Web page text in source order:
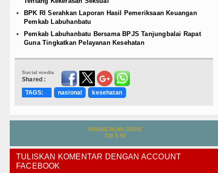
BPK RI Serahkan Laporan Hasil Pemeriksaan Keuangan
Pemkab Labuhanbatu
Pemkab Labuhanbatu Bersama BPJS Tanjungbalai Rapat
Guna Tingkatkan Pelayanan Kesehatan
Social media
Shared :
TAGS:
nasional kesehatan
TULISKAN KOMENTAR DENGAN ACCOUNT
FACEBOOK